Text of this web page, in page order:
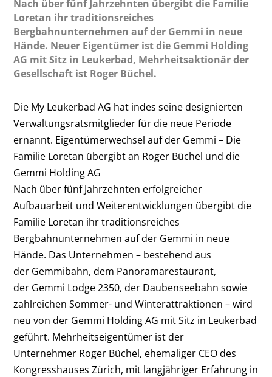
Nach über fünf Jahrzehnten übergibt die Familie
Loretan ihr traditionsreiches
Bergbahnunternehmen auf der Gemmi in neue
Hände. Neuer Eigentümer ist die Gemmi Holding
AG mit Sitz in Leukerbad, Mehrheitsaktionär der
Gesellschaft ist Roger Büchel.
Die My Leukerbad AG hat indes seine designierten
Verwaltungsratsmitglieder für die neue Periode
ernannt. Eigentümerwechsel auf der Gemmi – Die
Familie Loretan übergibt an Roger Büchel und die
Gemmi Holding AG
Nach über fünf Jahrzehnten erfolgreicher
Aufbauarbeit und Weiterentwicklungen übergibt die
Familie Loretan ihr traditionsreiches
Bergbahnunternehmen auf der Gemmi in neue
Hände. Das Unternehmen – bestehend aus
der Gemmibahn, dem Panoramarestaurant,
der Gemmi Lodge 2350, der Daubenseebahn sowie
zahlreichen Sommer- und Winterattraktionen – wird
neu von der Gemmi Holding AG mit Sitz in Leukerbad
geführt. Mehrheitseigentümer ist der
Unternehmer Roger Büchel, ehemaliger CEO des
Kongresshauses Zürich, mit langjähriger Erfahrung in